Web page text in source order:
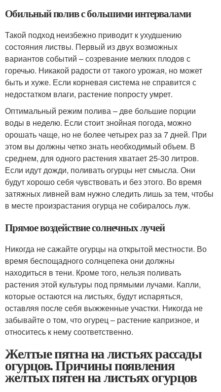
Обильный полив с большими интервалами
Такой подход неизбежно приводит к ухудшению
состояния листвы. Первый из двух возможных
вариантов событий – созревание мелких плодов с
горечью. Никакой радости от такого урожая, но может
быть и хуже. Если корневая система не справится с
недостатком влаги, растение попросту умрет.
Оптимальный режим полива – две большие порции
воды в неделю. Если стоит знойная погода, можно
орошать чаще, но не более четырех раз за 7 дней. При
этом вы должны четко знать необходимый объем. В
среднем, для одного растения хватает 25-30 литров.
Если идут дожди, поливать огурцы нет смысла. Они
будут хорошо себя чувствовать и без этого. Во время
затяжных ливней вам нужно следить лишь за тем, чтобы
в месте произрастания огурца не собиралось луж.
Прямое воздействие солнечных лучей
Никогда не сажайте огурцы на открытой местности. Во
время беспощадного солнцепека они должны
находиться в тени. Кроме того, нельзя поливать
растения этой культуры под прямыми лучами. Капли,
которые остаются на листьях, будут испаряться,
оставляя после себя выжженные участки. Никогда не
забывайте о том, что огурец – растение капризное, и
относитесь к нему соответственно.
Желтые пятна на листьях рассады
огурцов. Причины появления
желтых пятен на листьях огурцов